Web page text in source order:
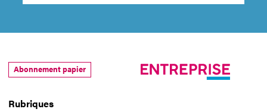
Rubriques
Abonnement papier